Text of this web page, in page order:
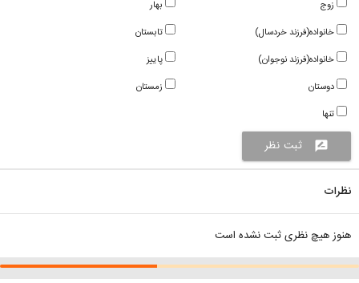
بهار
تابستان
پاییز
زمستان
زوج
خانواده(فرزند خردسال)
خانواده(فرزند نوجوان)
دوستان
تنها
rate_review ثبت نظر
نظرات
هنوز هیچ نظری ثبت نشده است